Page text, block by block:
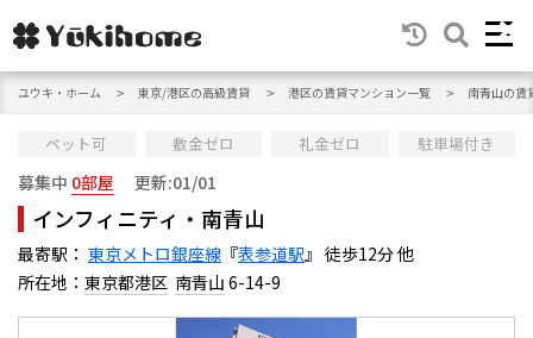
ユウキ・ホーム 東京/港区の高級賃貸 港区の賃貸マンション一覧 南青山の賃
ペット可 敷金ゼロ 礼金ゼロ 駐車場付き
募集中 0部屋 更新:01/01
インフィニティ・南青山
最寄駅： 東京メトロ銀座線 『表参道駅 』 徒歩12分 他
所在地： 東京都港区 南青山 6-14-9